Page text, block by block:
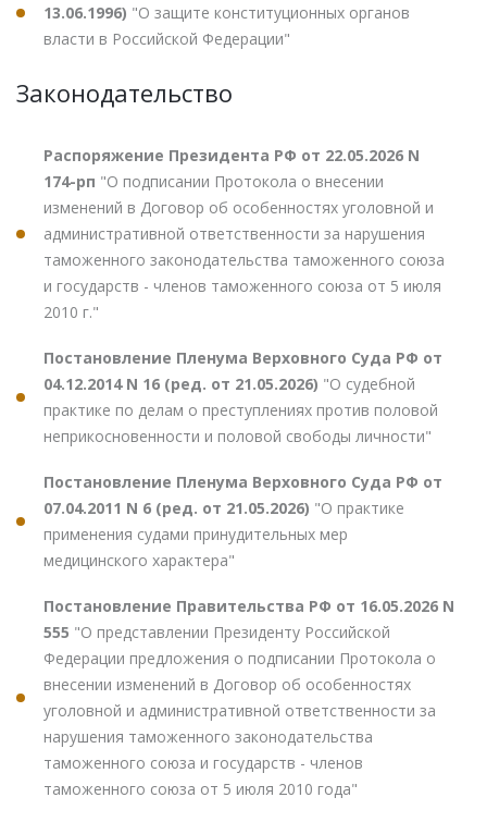
13.06.1996) "О защите конституционных органов
власти в Российской Федерации"
Законодательство
Распоряжение Президента РФ от 22.05.2026 N
174-рп "О подписании Протокола о внесении
изменений в Договор об особенностях уголовной и
административной ответственности за нарушения
таможенного законодательства таможенного союза
и государств - членов таможенного союза от 5 июля
2010 г."
Постановление Пленума Верховного Суда РФ от
04.12.2014 N 16 (ред. от 21.05.2026) "О судебной
практике по делам о преступлениях против половой
неприкосновенности и половой свободы личности"
Постановление Пленума Верховного Суда РФ от
07.04.2011 N 6 (ред. от 21.05.2026) "О практике
применения судами принудительных мер
медицинского характера"
Постановление Правительства РФ от 16.05.2026 N
555 "О представлении Президенту Российской
Федерации предложения о подписании Протокола о
внесении изменений в Договор об особенностях
уголовной и административной ответственности за
нарушения таможенного законодательства
таможенного союза и государств - членов
таможенного союза от 5 июля 2010 года"